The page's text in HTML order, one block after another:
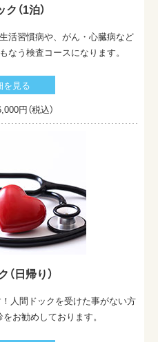
（1泊）
活習慣病や、がん・心臓病など
なう検査コースになります。
を見る
円（税込）
日帰り）
人間ドックを受けた事がない方
お勧めしております。